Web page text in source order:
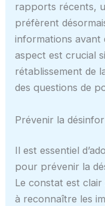
rapports récents,
préfèrent
informations avant
aspect est crucial
rétablissement de
des questions de
Prévenir la
Il est essentiel
pour prévenir la
Le constat est
à reconnaître les